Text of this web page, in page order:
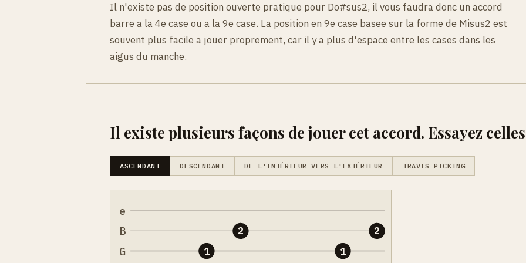
Il n'existe pas de position ouverte pratique pour Do#sus2, il vous faudra donc un accord
barre a la 4e case ou a la 9e case. La position en 9e case basee sur la forme de Misus2 est
souvent plus facile a jouer proprement, car il y a plus d'espace entre les cases dans les
aigus du manche.
Il existe plusieurs façons de jouer cet accord. Essayez
ASCENDANT DESCENDANT DE L'INTÉRIEUR VERS L'EXTÉRIEUR TRAVIS PICKING
e
B
G
1
2
1
2